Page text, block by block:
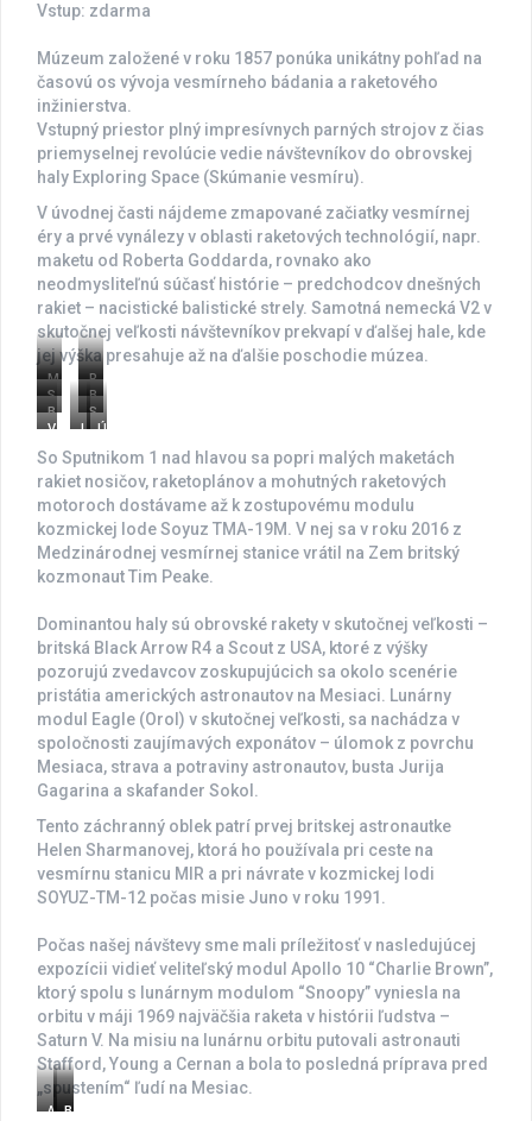
Vstup: zdarma
Múzeum založené v roku 1857 ponúka unikátny pohľad na
časovú os vývoja vesmírneho bádania a raketového
inžinierstva.
Vstupný priestor plný impresívnych parných strojov z čias
priemyselnej revolúcie vedie návštevníkov do obrovskej
haly Exploring Space (Skúmanie vesmíru).
V úvodnej časti nájdeme zmapované začiatky vesmírnej
éry a prvé vynálezy v oblasti raketových technológií, napr.
maketu od Roberta Goddarda, rovnako ako
neodmysliteľnú súčasť histórie – predchodcov dnešných
rakiet – nacistické balistické strely. Samotná nemecká V2 v
skutočnej veľkosti návštevníkov prekvapí v ďalšej hale, kde
jej výška presahuje až na ďalšie poschodie múzea.
M
a
k
t
a
k
e
o
b
t
a
G
o
d
r
d
a
R
a
k
t
-
2
S
o
y
u
z
T
M
A
-
9
B
l
a
c
A
r
r
o
R
,
S
c
o
u
B
u
a
J
u
r
j
G
a
r
i
a
S
k
a
a
n
d
S
k
o
V
s
m
í
r
n
e
p
t
a
v
i
n
L
n
á
r
n
y
m
o
u
Ú
o
m
o
k
z
M
e
i
a
c
a
So Sputnikom 1 nad hlavou sa popri malých maketách
rakiet nosičov, raketoplánov a mohutných raketových
motoroch dostávame až k zostupovému modulu
kozmickej lode Soyuz TMA-19M. V nej sa v roku 2016 z
Medzinárodnej vesmírnej stanice vrátil na Zem britský
kozmonaut Tim Peake.
Dominantou haly sú obrovské rakety v skutočnej veľkosti –
britská Black Arrow R4 a Scout z USA, ktoré z výšky
pozorujú zvedavcov zoskupujúcich sa okolo scenérie
pristátia amerických astronautov na Mesiaci. Lunárny
modul Eagle (Orol) v skutočnej veľkosti, sa nachádza v
spoločnosti zaujímavých exponátov – úlomok z povrchu
Mesiaca, strava a potraviny astronautov, busta Jurija
Gagarina a skafander Sokol.
Tento záchranný oblek patrí prvej britskej astronautke
Helen Sharmanovej, ktorá ho používala pri ceste na
vesmírnu stanicu MIR a pri návrate v kozmickej lodi
SOYUZ-TM-12 počas misie Juno v roku 1991.
Počas našej návštevy sme mali príležitosť v nasledujúcej
expozícii vidieť veliteľský modul Apollo 10 “Charlie Brown”,
ktorý spolu s lunárnym modulom “Snoopy” vyniesla na
orbitu v máji 1969 najväčšia raketa v histórii ľudstva –
Saturn V. Na misiu na lunárnu orbitu putovali astronauti
Stafford, Young a Cernan a bola to posledná príprava pred
„spustením“ ľudí na Mesiac.
A B
B